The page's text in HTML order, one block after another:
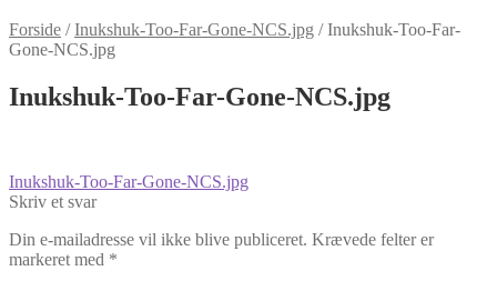
Forside /Inukshuk-Too-Far-Gone-NCS.jpg /Inukshuk-Too-Far-
Gone-NCS.jpg
Inukshuk-Too-Far-Gone-NCS.jpg
Indlægsnavigation
Forrige
indlæg:
Inukshuk-Too-Far-Gone-NCS.jpg
Skriv et svar
Din e-mailadresse vil ikke blive publiceret. Krævede felter er
markeret med *